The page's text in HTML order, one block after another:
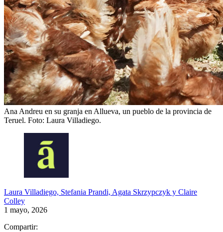
Ana Andreu en su granja en Allueva, un pueblo de la provincia de
Teruel. Foto: Laura Villadiego.
Laura Villadiego, Stefania Prandi, Agata Skrzypczyk y Claire
Colley
1 mayo, 2026
Compartir: